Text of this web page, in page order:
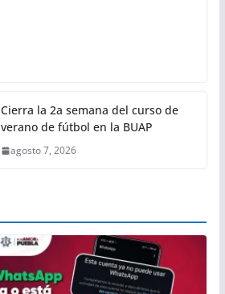
Cierra la 2a semana del curso de
verano de fútbol en la BUAP
agosto 7, 2026